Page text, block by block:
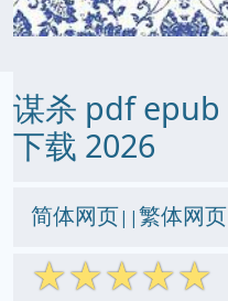
谋杀 pdf
下载 2026
简体网页||繁体网页
☆☆☆☆☆